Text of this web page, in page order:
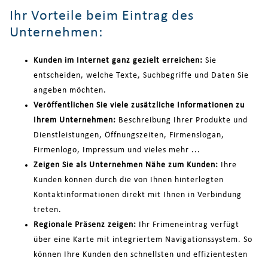
Ihr Vorteile beim Eintrag des
Unternehmen:
Kunden im Internet ganz gezielt erreichen: Sie
entscheiden, welche Texte, Suchbegriffe und Daten Sie
angeben möchten.
Veröffentlichen Sie viele zusätzliche Informationen zu
Ihrem Unternehmen: Beschreibung Ihrer Produkte und
Dienstleistungen, Öffnungszeiten, Firmenslogan,
Firmenlogo, Impressum und vieles mehr ...
Zeigen Sie als Unternehmen Nähe zum Kunden: Ihre
Kunden können durch die von Ihnen hinterlegten
Kontaktinformationen direkt mit Ihnen in Verbindung
treten.
Regionale Präsenz zeigen: Ihr Frimeneintrag verfügt
über eine Karte mit integriertem Navigationssystem. So
können Ihre Kunden den schnellsten und effizientesten